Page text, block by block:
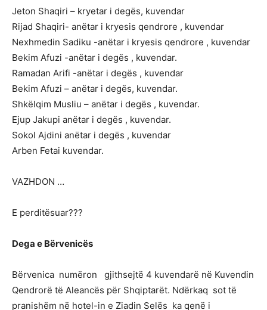
Jeton Shaqiri – kryetar i degës, kuvendar
Rijad Shaqiri- anëtar i kryesis qendrore , kuvendar
Nexhmedin Sadiku -anëtar i kryesis qendrore , kuvendar
Bekim Afuzi -anëtar i degës , kuvendar.
Ramadan Arifi -anëtar i degës , kuvendar
Bekim Afuzi – anëtar i degës, kuvendar.
Shkëlqim Musliu – anëtar i degës , kuvendar.
Ejup Jakupi anëtar i degës , kuvendar.
Sokol Ajdini anëtar i degës , kuvendar
Arben Fetai kuvendar.
VAZHDON …
E perditësuar???
Dega e Bërvenicës
Bërvenica numëron gjithsejtë 4 kuvendarë në Kuvendin
Qendrorë të Aleancës për Shqiptarët. Ndërkaq sot të
pranishëm në hotel-in e Ziadin Selës ka qenë i